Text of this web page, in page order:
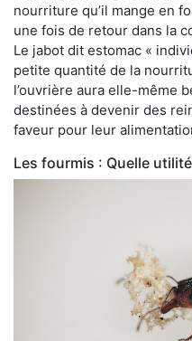
nourriture qu’il mange en
une fois de retour dans la
Le jabot dit estomac «
petite quantité de la
l’ouvrière aura elle-même
destinées à devenir des
faveur pour leur
Les fourmis : Quelle